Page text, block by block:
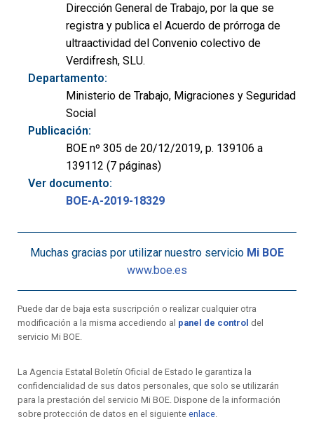
Dirección General de Trabajo, por la que se
registra y publica el Acuerdo de prórroga de
ultraactividad del Convenio colectivo de
Verdifresh, SLU.
Departamento:
Ministerio de Trabajo, Migraciones y Seguridad
Social
Publicación:
BOE nº 305 de 20/12/2019, p. 139106 a
139112 (7 páginas)
Ver documento:
BOE-A-2019-18329
Muchas gracias por utilizar nuestro servicio Mi BOE
www.boe.es
Puede dar de baja esta suscripción o realizar cualquier otra
modificación a la misma accediendo al panel de control del
servicio Mi BOE.
La Agencia Estatal Boletín Oficial de Estado le garantiza la
confidencialidad de sus datos personales, que solo se utilizarán
para la prestación del servicio Mi BOE. Dispone de la información
sobre protección de datos en el siguiente enlace